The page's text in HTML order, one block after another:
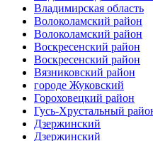
Владимирская область
Волоколамский район
Волоколамский район
Воскресенский район
Воскресенский район
Вязниковский район
городе Жуковский
Гороховецкий район
Гусь-Хрустальный
Дзержинский
Дзержинский